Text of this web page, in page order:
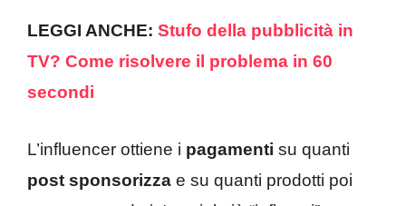
LEGGI ANCHE: Stufo della pubblicità in
TV? Come risolvere il problema in 60
secondi
L’influencer ottiene i pagamenti su quanti
post sponsorizza e su quanti prodotti poi